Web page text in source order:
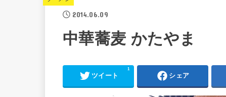
2014.06.09
中華蕎麦 かたやま
ツイート
1
シェア